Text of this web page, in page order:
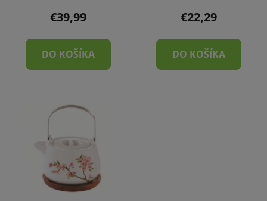
€39,99
DO KOŠÍKA
€22,29
DO KOŠÍKA